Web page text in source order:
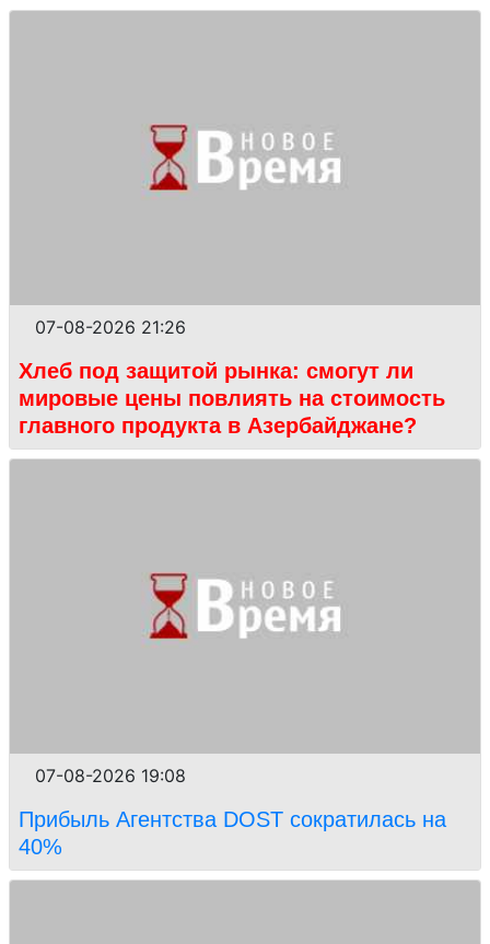
07-08-2026 21:26
Хлеб под защитой рынка: смогут ли
мировые цены повлиять на стоимость
главного продукта в Азербайджане?
07-08-2026 19:08
Прибыль Агентства DOST сократилась на
40%